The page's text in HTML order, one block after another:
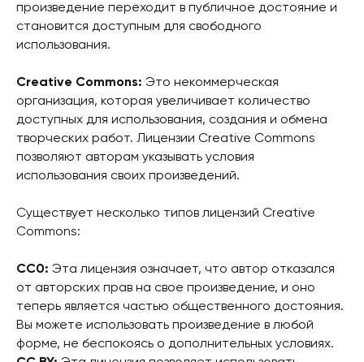
произведение переходит в публичное достояние и
становится доступным для свободного
использования.
Creative Commons: Это некоммерческая
организация, которая увеличивает количество
доступных для использования, создания и обмена
творческих работ. Лицензии Creative Commons
позволяют авторам указывать условия
использования своих произведений.
Существует несколько типов лицензий Creative
Commons:
CC0: Эта лицензия означает, что автор отказался
от авторских прав на свое произведение, и оно
теперь является частью общественного достояния.
Вы можете использовать произведение в любой
форме, не беспокоясь о дополнительных условиях.